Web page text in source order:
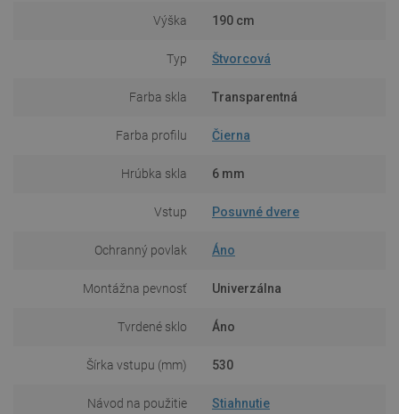
Výška 190 cm
Typ Štvorcová
Farba skla Transparentná
Farba profilu Čierna
Hrúbka skla 6 mm
Vstup Posuvné dvere
Ochranný povlak Áno
Montážna pevnosť Univerzálna
Tvrdené sklo Áno
Šírka vstupu (mm) 530
Návod na použitie Stiahnutie